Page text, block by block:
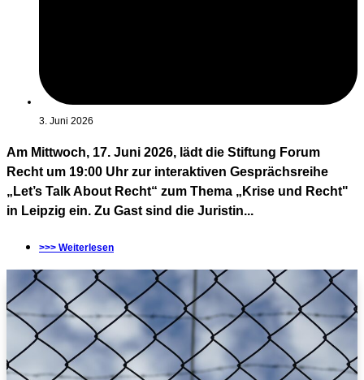
3. Juni 2026
Am Mittwoch, 17. Juni 2026, lädt die Stiftung Forum
Recht um 19:00 Uhr zur interaktiven Gesprächsreihe
„Let’s Talk About Recht“ zum Thema „Krise und Recht"
in Leipzig ein. Zu Gast sind die Juristin...
>>> Weiterlesen